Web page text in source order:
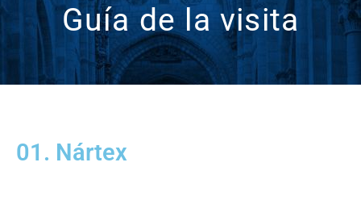
Guía de la visita
01. Nártex